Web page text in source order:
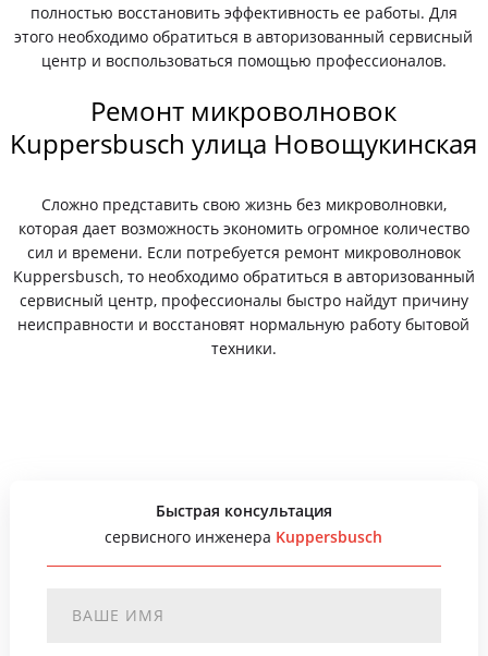
полностью восстановить эффективность ее работы. Для
этого необходимо обратиться в авторизованный сервисный
центр и воспользоваться помощью профессионалов.
Ремонт микроволновок
Kuppersbusch улица Новощукинская
Сложно представить свою жизнь без микроволновки,
которая дает возможность экономить огромное количество
сил и времени. Если потребуется ремонт микроволновок
Kuppersbusch, то необходимо обратиться в авторизованный
сервисный центр, профессионалы быстро найдут причину
неисправности и восстановят нормальную работу бытовой
техники.
Быстрая консультация
сервисного инженера Kuppersbusch